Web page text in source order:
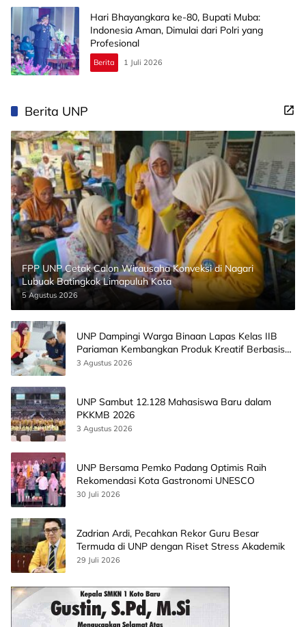
Hari Bhayangkara ke-80, Bupati Muba:
Indonesia Aman, Dimulai dari Polri yang
Profesional
Berita 1 Juli 2026
Berita UNP
FPP UNP Cetak Calon Wirausaha Konveksi di Nagari
Lubuak Batingkok Limapuluh Kota
5 Agustus 2026
UNP Dampingi Warga Binaan Lapas Kelas IIB
Pariaman Kembangkan Produk Kreatif Berbasis
AI
3 Agustus 2026
UNP Sambut 12.128 Mahasiswa Baru dalam
PKKMB 2026
3 Agustus 2026
UNP Bersama Pemko Padang Optimis Raih
Rekomendasi Kota Gastronomi UNESCO
30 Juli 2026
Zadrian Ardi, Pecahkan Rekor Guru Besar
Termuda di UNP dengan Riset Stress Akademik
29 Juli 2026